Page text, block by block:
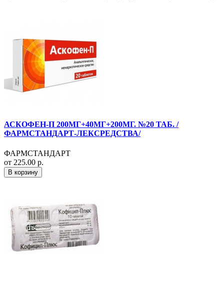
АСКОФЕН-П 200МГ+40МГ+200МГ. №20 ТАБ. /
ФАРМСТАНДАРТ-ЛЕКСРЕДСТВА/
ФАРМСТАНДАРТ
от 225.00 р.
В корзину